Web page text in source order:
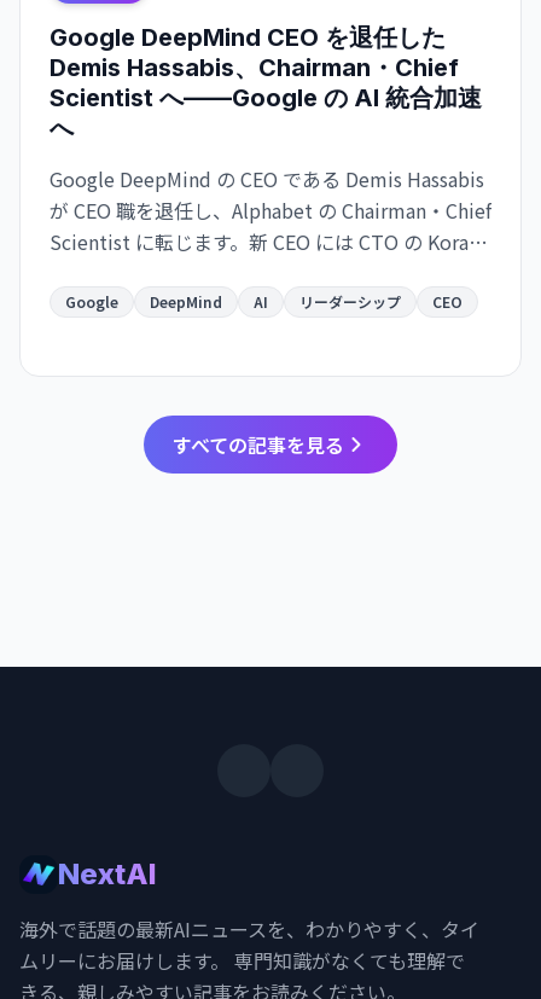
Google DeepMind CEO を退任した
Demis Hassabis、Chairman・Chief
Scientist へ——Google の AI 統合加速
へ
Google DeepMind の CEO である Demis Hassabis
が CEO 職を退任し、Alphabet の Chairman・Chief
Scientist に転じます。新 CEO には CTO の Koray
長期展望で分離される大きな人事変更です。
Google DeepMind AI リーダーシップ CEO
すべての記事を見る
NextAI
海外で話題の最新AIニュースを、わかりやすく、タイ
ムリーにお届けします。 専門知識がなくても理解で
きる、親しみやすい記事をお読みください。